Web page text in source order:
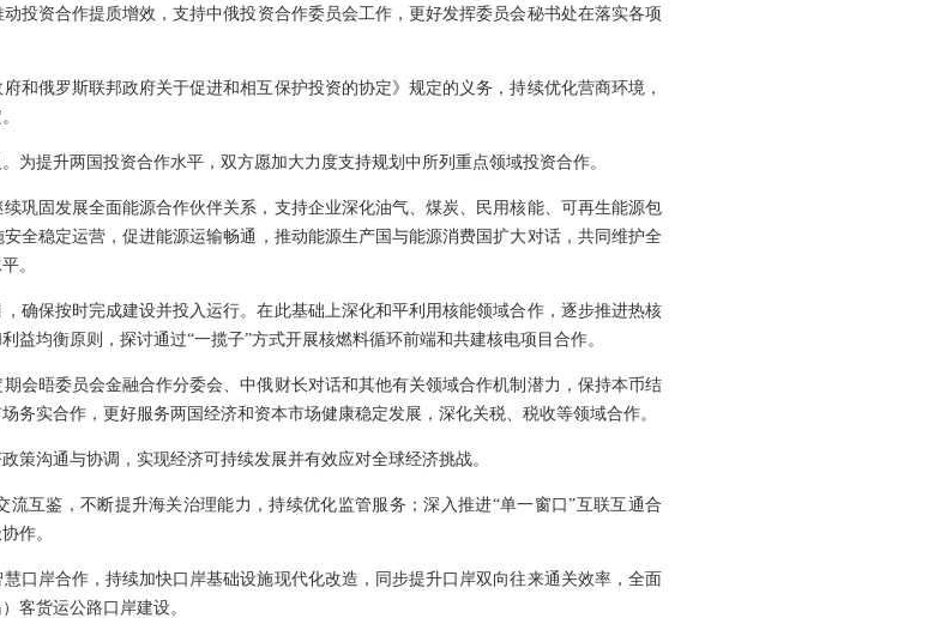
投资合作提质增效，支持中俄投资合作委员会工作，更好发挥委员会秘书处在落实各项
和俄罗斯联邦政府关于促进和相互保护投资的协定》规定的义务，持续优化营商环境，
为提升两国投资合作水平，双方愿加大力度支持规划中所列重点领域投资合作。
巩固发展全面能源合作伙伴关系，支持企业深化油气、煤炭、民用核能、可再生能源包
全稳定运营，促进能源运输畅通，推动能源生产国与能源消费国扩大对话，共同维护全
。
确保按时完成建设并投入运行。在此基础上深化和平利用核能领域合作，逐步推进热核
益均衡原则，探讨通过“一揽子”方式开展核燃料循环前端和共建核电项目合作。
会晤委员会金融合作分委会、中俄财长对话和其他有关领域合作机制潜力，保持本币结
务实合作，更好服务两国经济和资本市场健康稳定发展，深化关税、税收等领域合作。
策沟通与协调，实现经济可持续发展并有效应对全球经济挑战。
互鉴，不断提升海关治理能力，持续优化监管服务；深入推进“单一窗口”互联互通合
作。
口岸合作，持续加快口岸基础设施现代化改造，同步提升口岸双向往来通关效率，全面
客货运公路口岸建设。